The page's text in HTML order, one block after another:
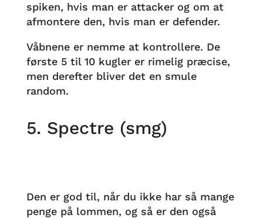
spiken, hvis man er attacker og om at
afmontere den, hvis man er defender.
Våbnene er nemme at kontrollere. De
første 5 til 10 kugler er rimelig præcise,
men derefter bliver det en smule
random.
5. Spectre (smg)
Den er god til, når du ikke har så mange
penge på lommen, og så er den også